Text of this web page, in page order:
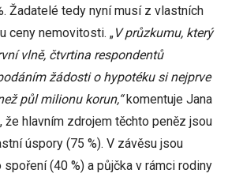
Žadatelé tedy nyní musí z vlastních
ceny nemovitosti. „V průzkumu, který
vlně, čtvrtina respondentů
žádosti o hypotéku si nejprve
půl milionu korun,“komentuje Jana
že hlavním zdrojem těchto peněz jsou
úspory (75 %). V závěsu jsou
(40 %) a půjčka v rámci rodiny